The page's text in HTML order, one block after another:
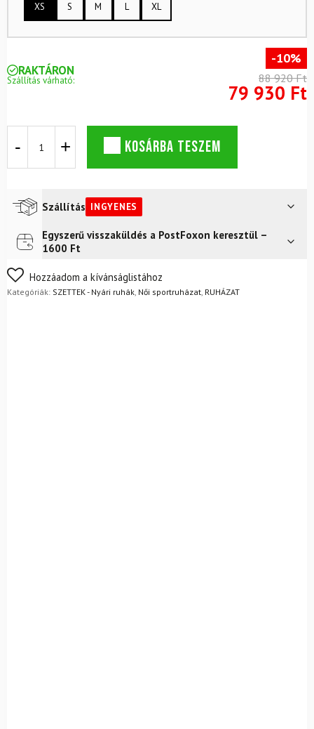
XS
S M L XL
RAKTÁRON
Szállítás várható:
-10%
88 920 Ft
79 930 Ft
Cassandra
Lulu
Rövidnadrág
Fekete
mennyiség
KOSÁRBA TESZEM
Szállítás INGYENES
Futár a címreIngyenes
FoxPost
Egyszerű visszaküldés a PostFoxon keresztül –
1600 Ft
Nem biztos a választásában? Semmi gond – a terméket
egyszerűen visszaküldheti 14 napon belül, indoklás nélkül.
Hozzáadom a kívánságlistához
Kategóriák: SZETTEK - Nyári ruhák, Női sportruházat, RUHÁZAT